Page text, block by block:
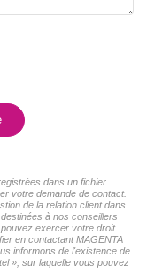
dans un fichier
votre demande de contact.
de la relation client dans
à nos conseillers
exercer votre droit
en contactant MAGENTA
informons de l'existence de
», sur laquelle vous pouvez